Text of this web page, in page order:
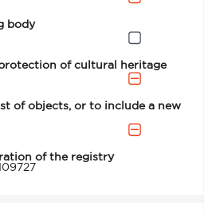
body
of cultural heritage
of objects, or to include a new
of the registry